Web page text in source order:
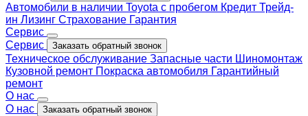
Автомобили в наличии Toyota с пробегом Кредит Трейд-
ин Лизинг Страхование Гарантия
Сервис
Сервис
Заказать обратный звонок
Техническое обслуживание Запасные части Шиномонтаж
Кузовной ремонт Покраска автомобиля Гарантийный
ремонт
О нас
О нас
Заказать обратный звонок